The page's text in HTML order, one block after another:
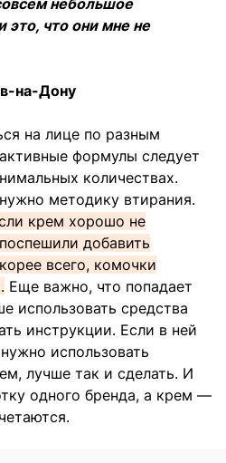
это, что они мне не
на-Дону
на лице по разным
формулы следует
количествах.
методику втирания.
крем хорошо не
добавить
всего, комочки
Еще важно, что попадает
использовать средства
инструкции. Если в ней
использовать
лучше так и сделать. И
одного бренда, а крем —